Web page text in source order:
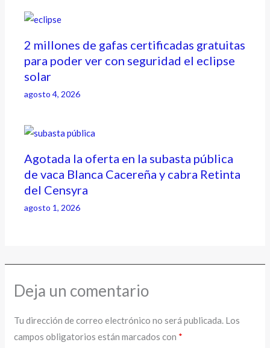
2 millones de gafas certificadas gratuitas
para poder ver con seguridad el eclipse
solar
agosto 4, 2026
Agotada la oferta en la subasta pública
de vaca Blanca Cacereña y cabra Retinta
del Censyra
agosto 1, 2026
Deja un comentario
Tu dirección de correo electrónico no será publicada. Los
campos obligatorios están marcados con *